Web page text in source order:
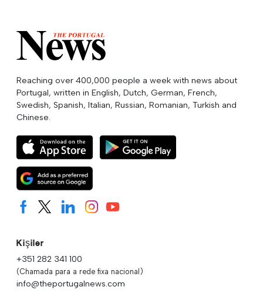
Reaching over 400,000 people a week with news about
Portugal, written in English, Dutch, German, French,
Swedish, Spanish, Italian, Russian, Romanian, Turkish and
Chinese.
Kişiler
+351 282 341 100
(Chamada para a rede fixa nacional)
info@theportugalnews.com